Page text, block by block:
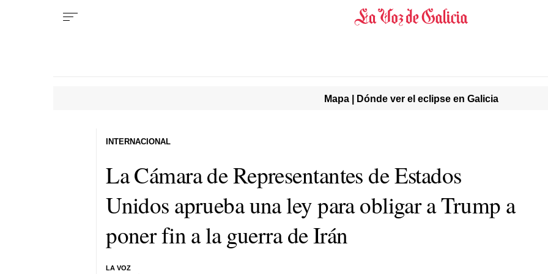
Mapa | Dónde ver el eclipse en Galicia
La Cámara de Representantes de Estados
Unidos aprueba una ley para obligar a Trump a
poner fin a la guerra de Irán
LA VOZ
INTERNACIONAL